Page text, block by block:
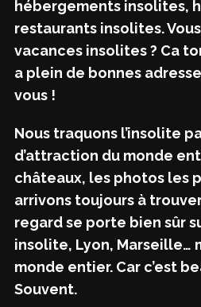
hébergements insolites,
restaurants insolites.
vacances insolites ? Ca
a plein de bonnes
vous !
Nous traquons l’insolite
d’attraction du monde
châteaux, les photos les
arrivons toujours à
regard se porte bien sûr
insolite, Lyon, Marseille…
monde entier. Car c’est
Souvent.